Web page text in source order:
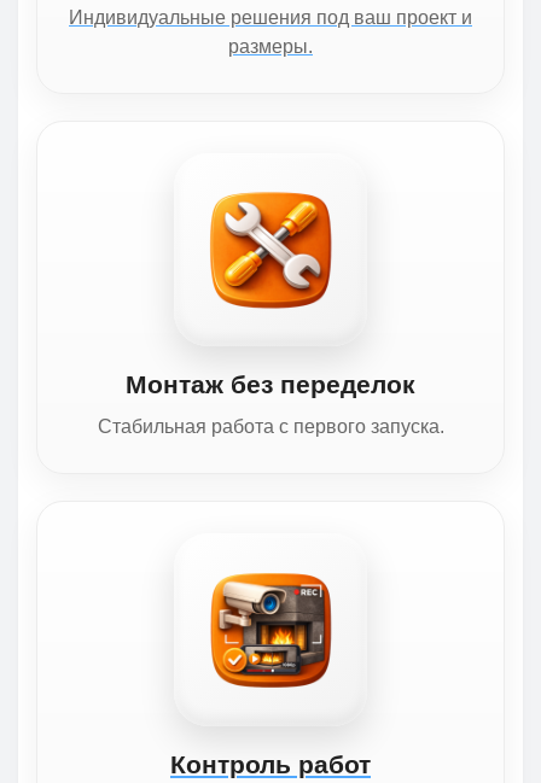
Индивидуальные решения под ваш проект и
размеры.
Монтаж без переделок
Стабильная работа с первого запуска.
Контроль работ